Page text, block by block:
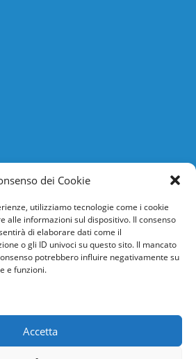
dei Cookie
utilizziamo tecnologie come i cookie
alle informazioni sul dispositivo. Il consenso
di elaborare dati come il
o gli ID univoci su questo sito. Il mancato
potrebbero influire negativamente su
e funzioni.
Accetta